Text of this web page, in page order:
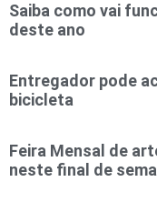
Saiba como vai
deste ano
Entregador pode
bicicleta
Feira Mensal de
neste final de